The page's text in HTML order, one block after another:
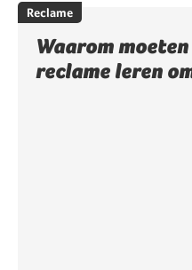
Reclame
Waarom
reclame leren